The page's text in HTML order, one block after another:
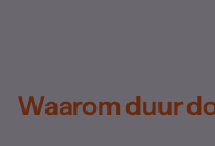
Waarom duur